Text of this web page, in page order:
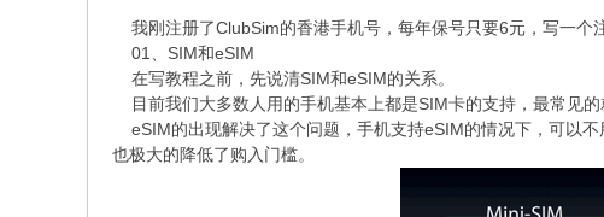
我刚注册了ClubSim的香港手机号，每年保号只要6元，写一个
01、SIM和eSIM
在写教程之前，先说清SIM和eSIM的关系。
目前我们大多数人用的手机基本上都是SIM卡的支持，最常见
eSIM的出现解决了这个问题，手机支持eSIM的情况下，可以
也极大的降低了购入门槛。